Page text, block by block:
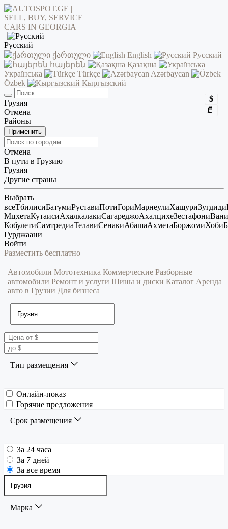
Русский
ქართული
English
Русский
հայերեն
Қазақша
Українська
Türkçe
Azərbaycan
Özbek
Кыргызский
$
₾
Грузия
Отмена
Районы
Применить
Отмена
В пути в Грузию
Грузия
Другие страны
Выбрать
всеТбилисиБатумиРуставиПотиГориМарнеулиХашуриЗугдиди
МцхетаКутаисиАхалкалакиСагареджоАхалцихеЗестафониВани
КобулетиСамтредиаТелавиСенакиАбашаАхметаБоржомиХоби
Гурджаани
Войти
Разместить бесплатно
Автомобили Мототехника Коммерческие Разборные
автомобили Ремонт и услуги Шины и диски Каталог Аренда
авто в Грузии Для бизнеса
Тип размещения
Онлайн-показ
Горячие предложения
Срок размещения
За 24 часа
За 7 дней
За все время
Марка